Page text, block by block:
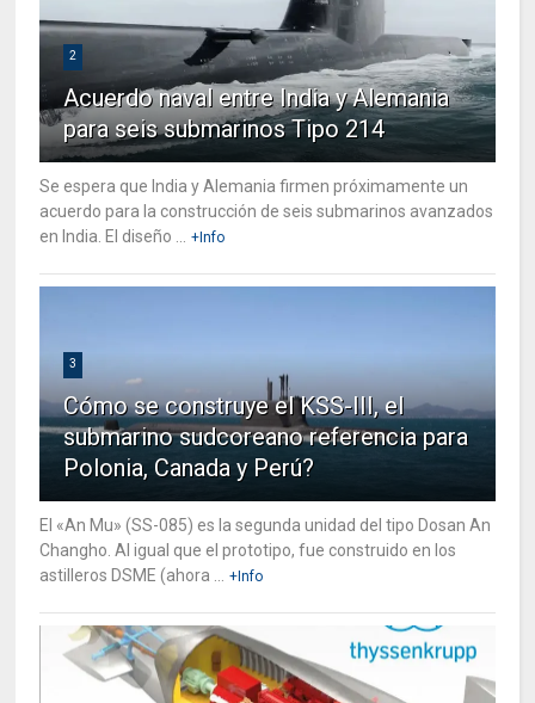
2
Acuerdo naval entre India y Alemania
para seis submarinos Tipo 214
Se espera que India y Alemania firmen próximamente un
acuerdo para la construcción de seis submarinos avanzados
en India. El diseño ...
+Info
3
Cómo se construye el KSS-III, el
submarino sudcoreano referencia para
Polonia, Canada y Perú?
El «An Mu» (SS-085) es la segunda unidad del tipo Dosan An
Changho. Al igual que el prototipo, fue construido en los
astilleros DSME (ahora ...
+Info